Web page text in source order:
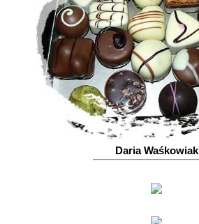
Daria Waśkowiak